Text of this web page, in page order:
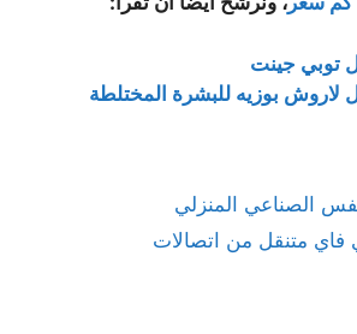
توبي جينت
بوزيه للبشرة المختلطة
الصناعي المنزلي
فاي متنقل من اتصالات